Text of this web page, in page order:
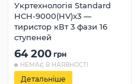
Укртехнологія Standard
HCH-9000(HV)x3 —
тиристор кВт 3 фази 16
ступеней
64 200 грн
НЕМАЄ В НАЯВНОСТІ
Детальніше